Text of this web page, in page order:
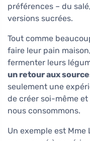
préférences – du
versions sucrées.
Tout comme
faire leur pain
fermenter leurs
un retour aux
seulement une
de créer soi-même
nous consommons.
Un exemple est Mme